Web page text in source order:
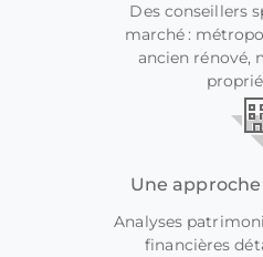
Des conseillers
marché :
ancien rénové,
Une
Analyses
financières